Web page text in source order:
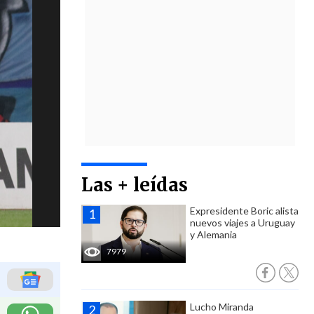
Las + leídas
7979
Expresidente Boric alista
nuevos viajes a Uruguay
y Alemania
Lucho Miranda